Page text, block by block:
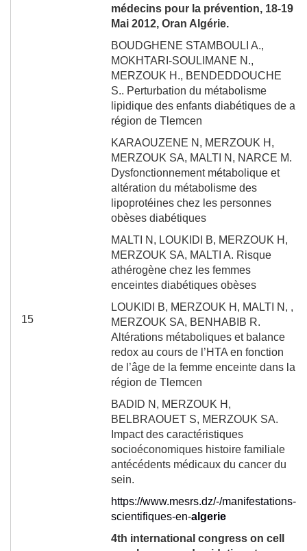
15
médecins pour la prévention, 18-19
Mai 2012, Oran Algérie.
BOUDGHENE STAMBOULI A.,
MOKHTARI-SOULIMANE N.,
MERZOUK H., BENDEDDOUCHE
S.. Perturbation du métabolisme
lipidique des enfants diabétiques de a
région de Tlemcen
KARAOUZENE N, MERZOUK H,
MERZOUK SA, MALTI N, NARCE M.
Dysfonctionnement métabolique et
altération du métabolisme des
lipoprotéines chez les personnes
obèses diabétiques
MALTI N, LOUKIDI B, MERZOUK H,
MERZOUK SA, MALTI A. Risque
athérogène chez les femmes
enceintes diabétiques obèses
LOUKIDI B, MERZOUK H, MALTI N, ,
MERZOUK SA, BENHABIB R.
Altérations métaboliques et balance
redox au cours de l’HTA en fonction
de l’âge de la femme enceinte dans la
région de Tlemcen
BADID N, MERZOUK H,
BELBRAOUET S, MERZOUK SA.
Impact des caractéristiques
socioéconomiques histoire familiale
antécédents médicaux du cancer du
sein.
https://www.mesrs.dz/-/manifestations-
scientifiques-en-algerie
4th international congress on cell